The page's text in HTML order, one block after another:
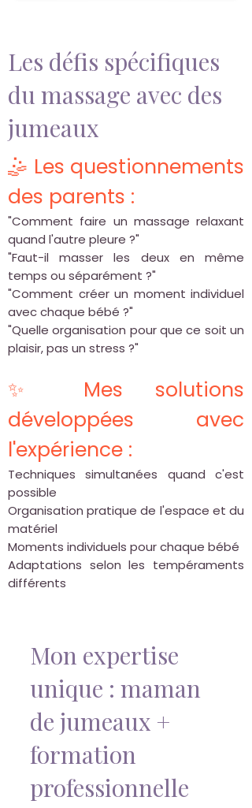
Les défis spécifiques
du massage avec des
jumeaux
🤹 Les questionnements
des parents :
"Comment faire un massage relaxant
quand l'autre pleure ?"
"Faut-il masser les deux en même
temps ou séparément ?"
"Comment créer un moment individuel
avec chaque bébé ?"
"Quelle organisation pour que ce soit un
plaisir, pas un stress ?"
✨ Mes solutions
développées avec
l'expérience :
Techniques simultanées quand c'est
possible
Organisation pratique de l'espace et du
matériel
Moments individuels pour chaque bébé
Adaptations selon les tempéraments
différents
Mon expertise
unique : maman
de jumeaux +
formation
professionnelle